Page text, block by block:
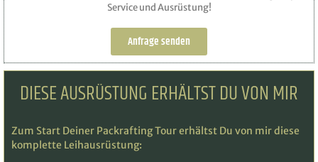
Service und Ausrüstung!
Anfrage senden
DIESE AUSRÜSTUNG ERHÄLTST DU VON MIR
Zum Start Deiner Packrafting Tour erhältst Du von mir diese
komplette Leihausrüstung: